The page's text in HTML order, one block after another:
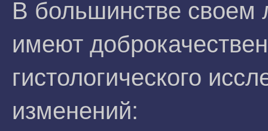
В большинстве
имеют
гистологического
изменений: